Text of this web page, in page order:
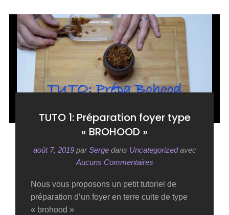
TUTO 1: Préparation foyer type
« BROHOOD »
août 7, 2019 parSerge dans Uncategorized avec
Aucuns Commentaires
Nous vous proposons un petit tutoriel de
préparation d’un foyer en terre cuite de type
« brohood »